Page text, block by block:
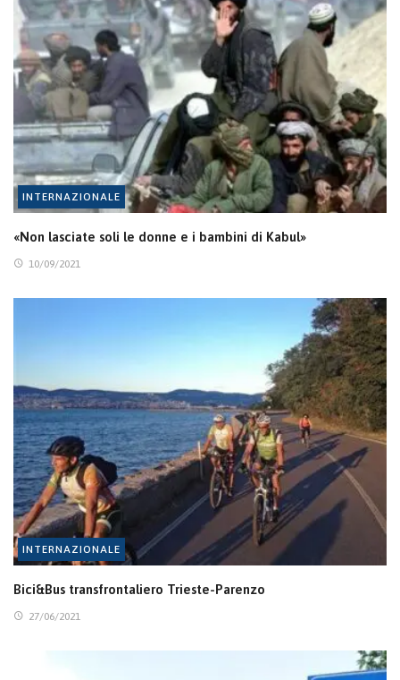
INTERNAZIONALE
«Non lasciate soli le donne e i bambini di Kabul»
10/09/2021
INTERNAZIONALE
Bici&Bus transfrontaliero Trieste-Parenzo
27/06/2021